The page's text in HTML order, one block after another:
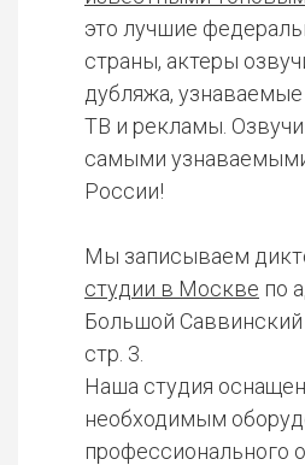
это лучшие
страны, актеры
дубляжа, узнаваемые
ТВ и рекламы.
самыми
России!
Мы записываем
студии в Москве по
Большой Саввинский
стр. 3.
Наша студия
необходимым
профессионального